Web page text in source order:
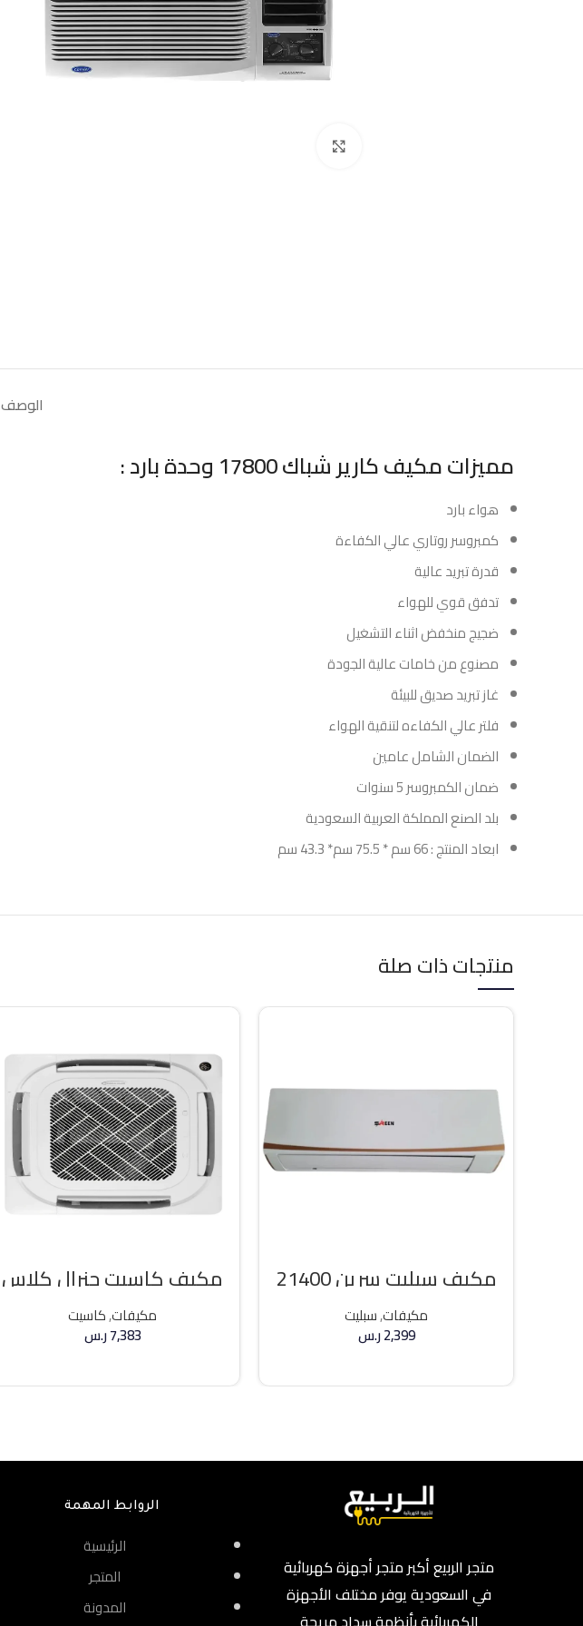
الوصف
مميزات مكيف كارير شباك 17800 وحدة بارد :
هواء بارد
كمبروسر روتاري عالي الكفاءة
قدرة تبريد عالية
تدفق قوي للهواء
ضجيج منخفض اثناء التشغيل
مصنوع من خامات عالية الجودة
غاز تبريد صديق للبيئة
فلتر عالي الكفاءه لتنقية الهواء
الضمان الشامل عامين
ضمان الكمبروسر 5 سنوات
بلد الصنع المملكة العربية السعودية
ابعاد المنتج : 66 سم * 75.5 سم* 43.3 سم
منتجات ذات صلة
مكيف سبليت سرين 21400 وحده بارد
مكيفات,سبليت
2,399ر.س
مكيف كاسيت جنرال كلاس
36000 وحده حار / بارد
مكيفات,كاسيت
7,383ر.س
متجر الربيع أكبر متجر أجهزة كهربائية
في السعودية يوفر مختلف الأجهزة
الروابط المهمة
الرئيسية
المتجر
المدونة